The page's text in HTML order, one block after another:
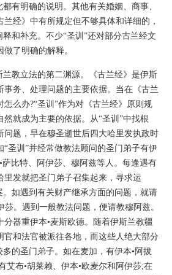
有明确的说明。其他有关婚姻、商事、
经》中有所规定但不够具体和详细的，
和补充。不少“圣训”还对部分古兰经文
了明确的解释。
教立法的第二渊源。《古兰经》是伊斯
事务、处理问题的主要依据。当在《古兰
么办?“圣训”作为对《古兰经》原则规
然就成为主要的依据。从“圣训”中找根
问题，早在穆圣逝世后四大哈里发执政时
圣训”并经常做教法顾问的圣门弟子有伊
萨比特、阿伊莎、穆阿兹等人。每逢遇有
里发就把圣门弟子召集起来，寻求运
。如遇到有关财产继承方面的问题，就请
莎。遇到一般教法问题，便请教穆阿兹。
器重伊本•麦斯欧德。随着伊斯兰教疆
官和法官被派往各地，而这些人绝大部分
的圣门弟子。如在麦加，有伊本•阿拔
艾布•胡莱赖、伊本•欧麦尔和阿伊莎;在